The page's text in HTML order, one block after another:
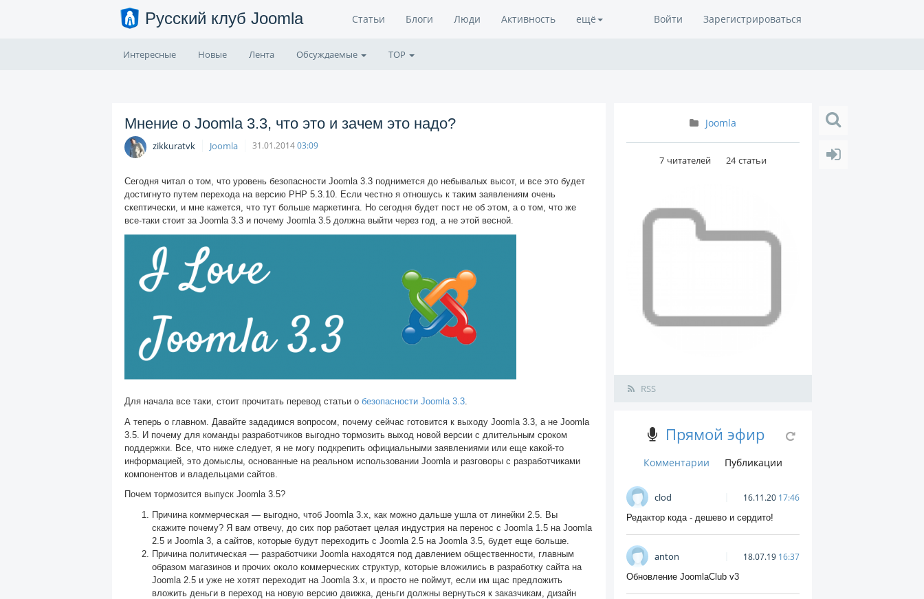
Русский клуб Joomla Статьи Блоги Люди Активность ещё Войти Зарегистрироваться
Интересные Новые Лента Обсуждаемые TOP
Мнение о Joomla 3.3, что это и зачем это надо?
zikkuratvk Joomla 31.01.201403:09
Сегодня читал о том, что уровень безопасности Joomla 3.3 поднимется до небывалых высот, и все это будет
достигнуто путем перехода на версию PHP 5.3.10. Если честно я отношусь к таким заявлениям очень
скептически, и мне кажется, что тут больше маркетинга. Но сегодня будет пост не об этом, а о том, что же
все-таки стоит за Joomla 3.3 и почему Joomla 3.5 должна выйти через год, а не этой весной.
Для начала все таки, стоит прочитать перевод статьи о безопасности Joomla 3.3.
А теперь о главном. Давайте зададимся вопросом, почему сейчас готовится к выходу Joomla 3.3, а не Joomla
3.5. И почему для команды разработчиков выгодно тормозить выход новой версии с длительным сроком
поддержки. Все, что ниже следует, я не могу подкрепить официальными заявлениями или еще какой-то
информацией, это домыслы, основанные на реальном использовании Joomla и разговоры с разработчиками
компонентов и владельцами сайтов.
Почем тормозится выпуск Joomla 3.5?
Причина коммерческая — выгодно, чтоб Joomla 3.x, как можно дальше ушла от линейки 2.5. Вы
скажите почему? Я вам отвечу, до сих пор работает целая индустрия на перенос с Joomla 1.5 на Joomla
2.5 и Joomla 3, а сайтов, которые будут переходить с Joomla 2.5 на Joomla 3.5, будет еще больше.
Причина политическая — разработчики Joomla находятся под давлением общественности, главным
образом магазинов и прочих около коммерческих структур, которые вложились в разработку сайта на
Joomla 2.5 и уже не хотят переходит на Joomla 3.x, и просто не поймут, если им щас предложить
вложить деньги в переход на новую версию движка, деньги должны вернуться к заказчикам, дизайн
Joomla
7 читателей 24 статьи
RSS
Прямой эфир
Комментарии Публикации
clod 16.11.20 17:46
Редактор кода - дешево и сердито!
anton 18.07.19 16:37
Обновление JoomlaClub v3